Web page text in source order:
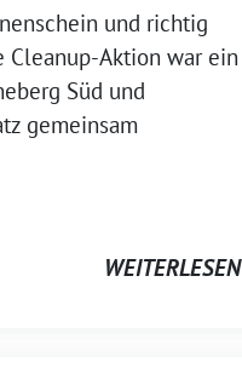
und richtig
Cleanup-Aktion war ein
Süd und
gemeinsam
WEITERLESEN